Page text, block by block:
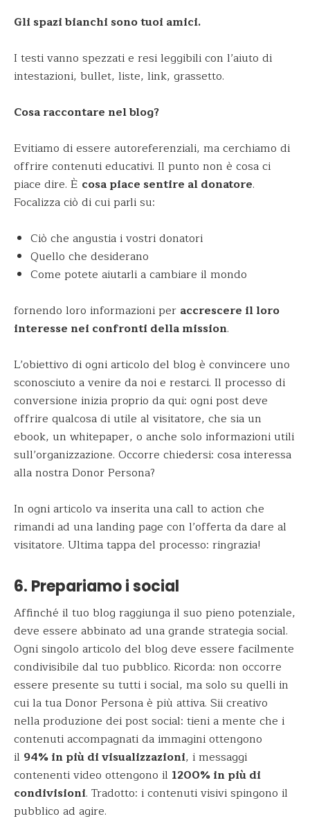
Gli spazi bianchi sono tuoi amici.
I testi vanno spezzati e resi leggibili con l’aiuto di
intestazioni, bullet, liste, link, grassetto.
Cosa raccontare nel blog?
Evitiamo di essere autoreferenziali, ma cerchiamo di
offrire contenuti educativi. Il punto non è cosa ci
piace dire. È cosa piace sentire al donatore.
Focalizza ciò di cui parli su:
Ciò che angustia i vostri donatori
Quello che desiderano
Come potete aiutarli a cambiare il mondo
fornendo loro informazioni per accrescere il loro
interesse nei confronti della mission.
L’obiettivo di ogni articolo del blog è convincere uno
sconosciuto a venire da noi e restarci. Il processo di
conversione inizia proprio da qui: ogni post deve
offrire qualcosa di utile al visitatore, che sia un
ebook, un whitepaper, o anche solo informazioni utili
sull’organizzazione. Occorre chiedersi: cosa interessa
alla nostra Donor Persona?
In ogni articolo va inserita una call to action che
rimandi ad una landing page con l’offerta da dare al
visitatore. Ultima tappa del processo: ringrazia!
6. Prepariamo i social
Affinché il tuo blog raggiunga il suo pieno potenziale,
deve essere abbinato ad una grande strategia social.
Ogni singolo articolo del blog deve essere facilmente
condivisibile dal tuo pubblico. Ricorda: non occorre
essere presente su tutti i social, ma solo su quelli in
cui la tua Donor Persona è più attiva. Sii creativo
nella produzione dei post social: tieni a mente che i
contenuti accompagnati da immagini ottengono
il 94% in più di visualizzazioni, i messaggi
contenenti video ottengono il 1200% in più di
condivisioni. Tradotto: i contenuti visivi spingono il
pubblico ad agire.